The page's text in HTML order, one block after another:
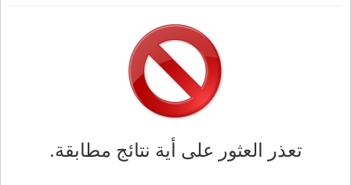
تعذر العثور على أية نتائج مطابقة.